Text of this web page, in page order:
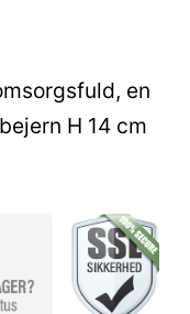
en
H 14 cm